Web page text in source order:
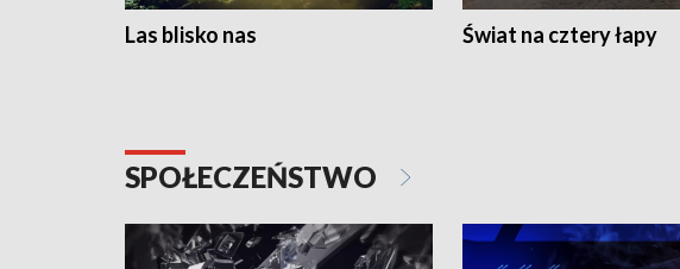
Las blisko nas Świat na cztery łapy
SPOŁECZEŃSTWO